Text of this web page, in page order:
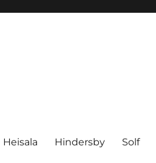
Heisala Hindersby Solf